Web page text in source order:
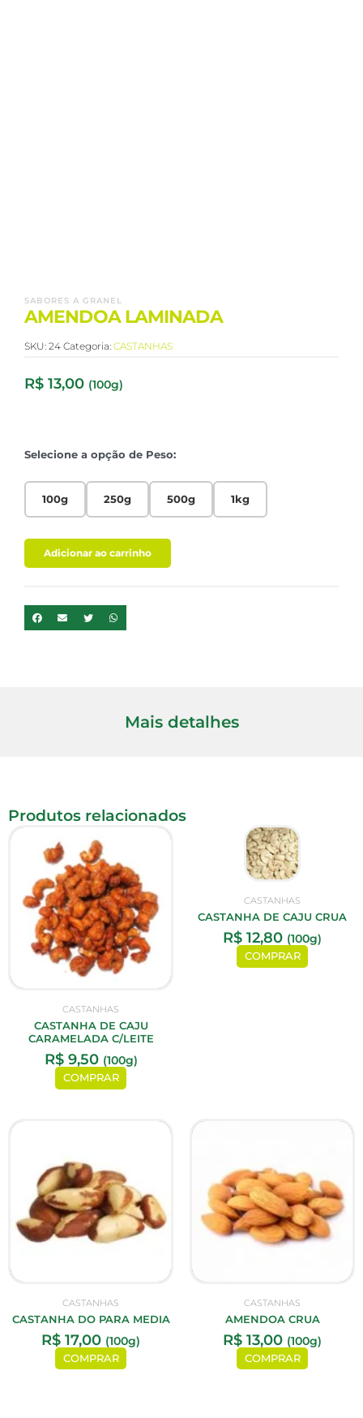
SABORES A GRANEL
AMENDOA LAMINADA
SKU: 24 Categoria: CASTANHAS
R$ 13,00 (100g)
Selecione a opção de Peso:
100g 250g 500g 1kg
Adicionar ao carrinho
Mais detalhes
Produtos relacionados
CASTANHAS
CASTANHA DE CAJU
CARAMELADA C/LEITE
R$9,50 (100g)
COMPRAR
CASTANHAS
CASTANHA DE CAJU CRUA
R$ 12,80 (100g)
COMPRAR
CASTANHAS
CASTANHA DO PARA MEDIA
R$ 17,00 (100g)
COMPRAR
CASTANHAS
AMENDOA CRUA
R$ 13,00 (100g)
COMPRAR